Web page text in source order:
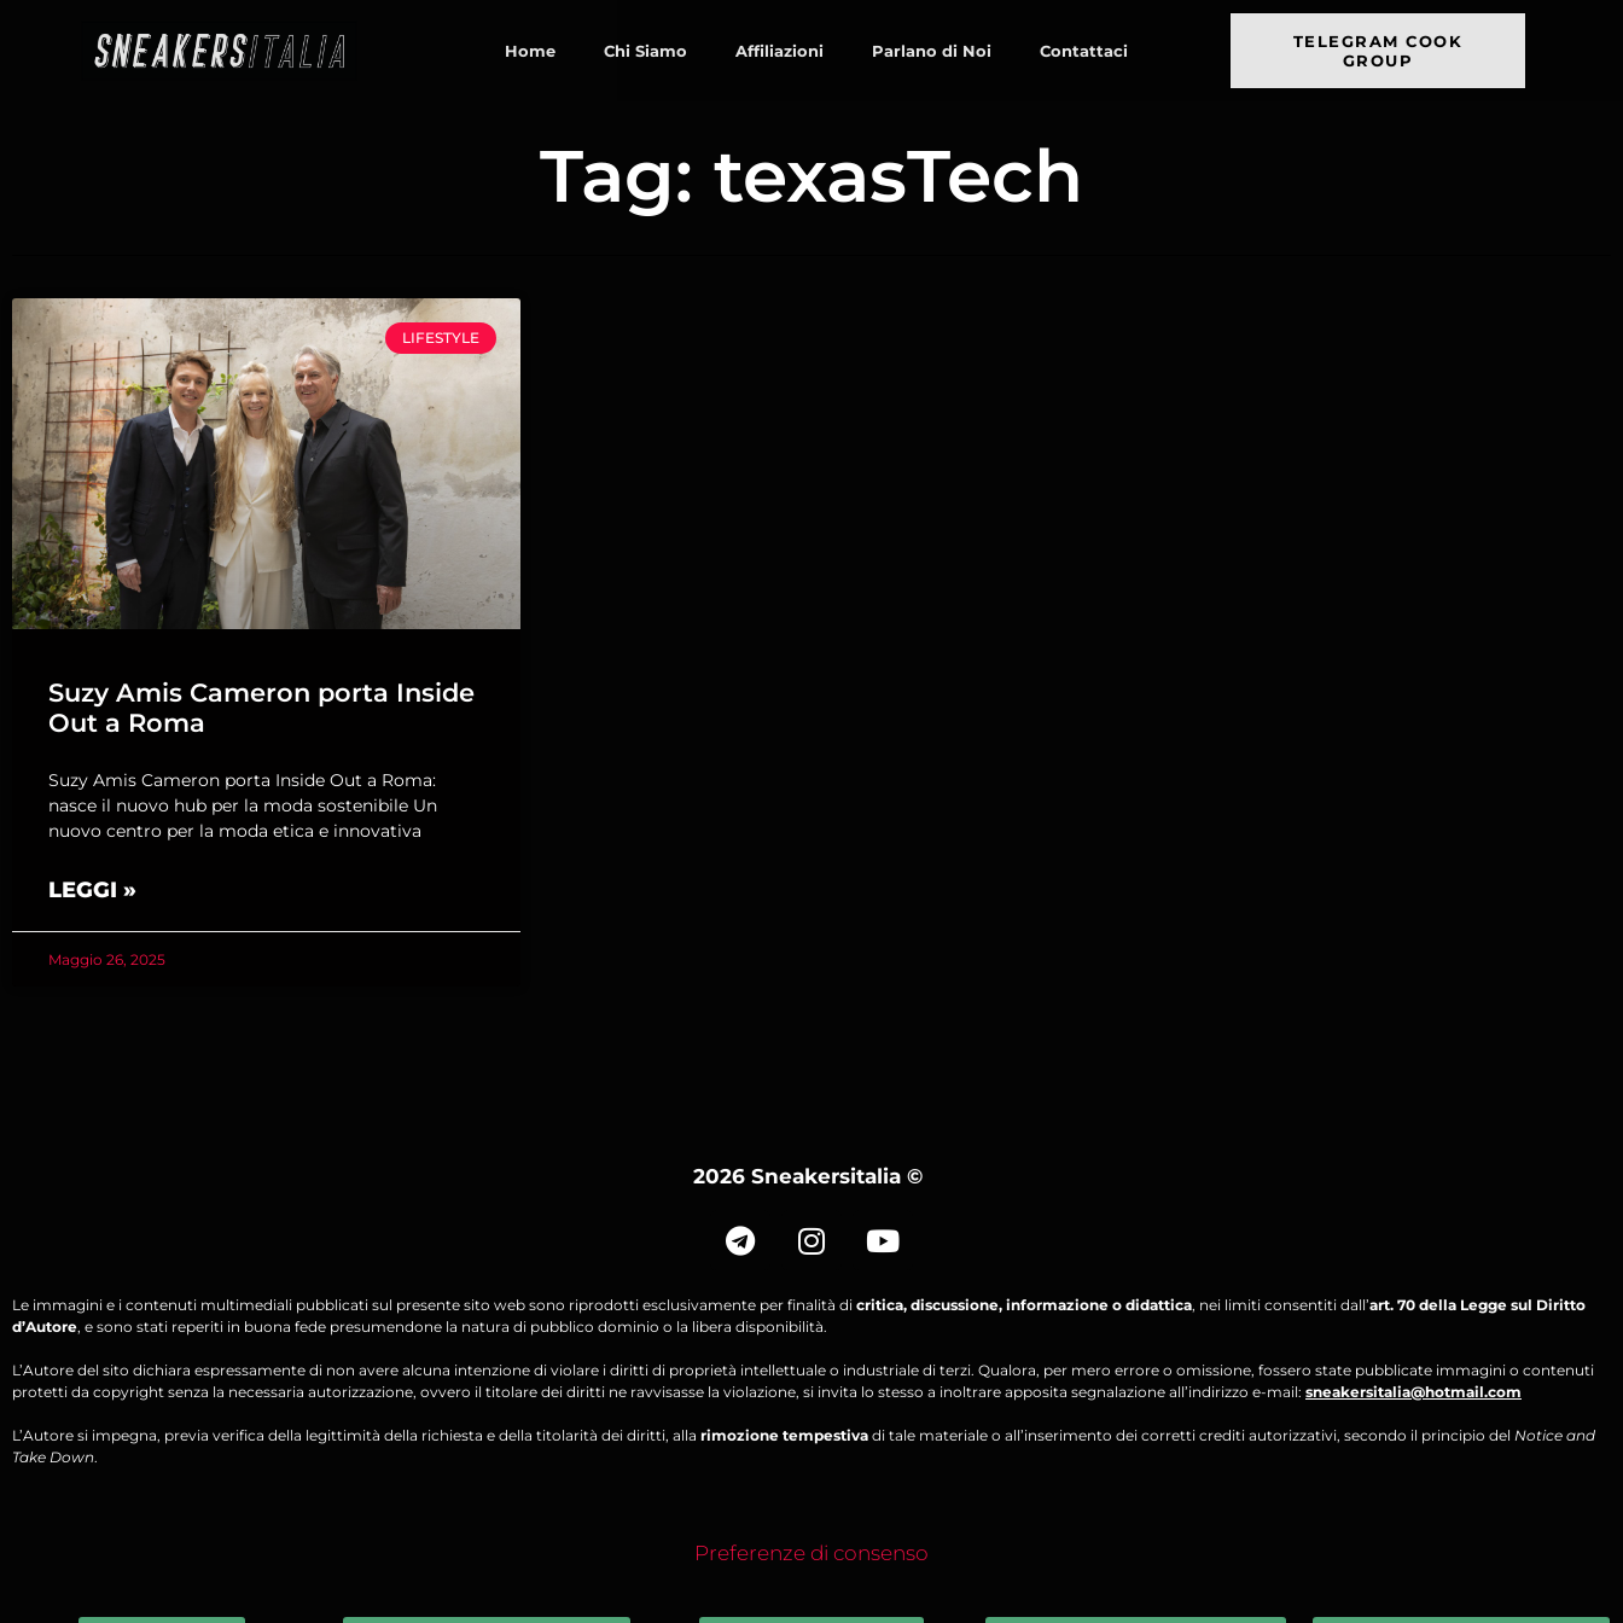
Home Chi Siamo Affiliazioni Parlano di Noi Contattaci
TELEGRAM COOK
GROUP
Tag: texasTech
LIFESTYLE
Suzy Amis Cameron porta Inside
Out a Roma
Suzy Amis Cameron porta Inside Out a Roma:
nasce il nuovo hub per la moda sostenibile Un
nuovo centro per la moda etica e innovativa
LEGGI »
Maggio 26, 2025
2026 Sneakersitalia©
Le immagini e i contenuti multimediali pubblicati sul presente sito web sono riprodotti esclusivamente per finalità di critica, discussione, informazione o didattica, nei limiti consentiti dall’art. 70 della Legge sul Diritto
d’Autore, e sono stati reperiti in buona fede presumendone la natura di pubblico dominio o la libera disponibilità.
L’Autore del sito dichiara espressamente di non avere alcuna intenzione di violare i diritti di proprietà intellettuale o industriale di terzi. Qualora, per mero errore o omissione, fossero state pubblicate immagini o contenuti
protetti da copyright senza la necessaria autorizzazione, ovvero il titolare dei diritti ne ravvisasse la violazione, si invita lo stesso a inoltrare apposita segnalazione all’indirizzo e-mail: sneakersitalia@hotmail.com
L’Autore si impegna, previa verifica della legittimità della richiesta e della titolarità dei diritti, alla rimozione tempestiva di tale materiale o all’inserimento dei corretti crediti autorizzativi, secondo il principio del Notice and
Take Down.
Preferenze di consenso